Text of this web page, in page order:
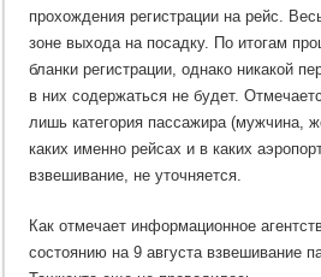
прохождения регистрации на рейс.
зоне выхода на посадку. По итогам
бланки регистрации, однако никакой
в них содержаться не будет.
лишь категория пассажира (мужчина,
каких именно рейсах и в каких
взвешивание, не уточняется.
Как отмечает информационное
состоянию на 9 августа взвешивание